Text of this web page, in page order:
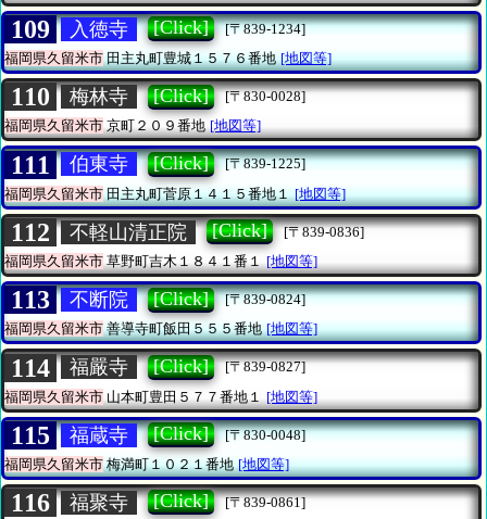
109 入徳寺 [Click]
[〒839-1234]
福岡県久留米市田主丸町豊城１５７６番地 [地図等]
110 梅林寺 [Click]
[〒830-0028]
福岡県久留米市京町２０９番地 [地図等]
111 伯東寺 [Click]
[〒839-1225]
福岡県久留米市田主丸町菅原１４１５番地１ [地図等]
112 不軽山清正院 [Click]
[〒839-0836]
福岡県久留米市草野町吉木１８４１番１ [地図等]
113 不断院 [Click]
[〒839-0824]
福岡県久留米市善導寺町飯田５５５番地 [地図等]
114 福嚴寺 [Click]
[〒839-0827]
福岡県久留米市 山本町豊田５７７番地１ [地図等]
115 福蔵寺 [Click]
[〒830-0048]
福岡県久留米市梅満町１０２１番地 [地図等]
116 福聚寺 [Click]
[〒839-0861]